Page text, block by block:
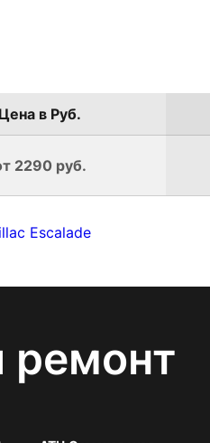
Цена в Руб.
2290 руб.
Escalade
ремонт